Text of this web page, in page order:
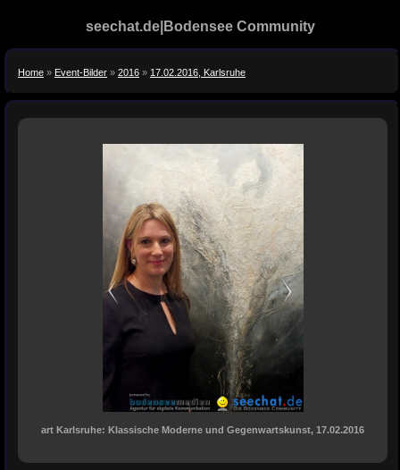
seechat.de|Bodensee Community
Home » Event-Bilder » 2016 » 17.02.2016, Karlsruhe
art Karlsruhe: Klassische Moderne und Gegenwartskunst, 17.02.2016